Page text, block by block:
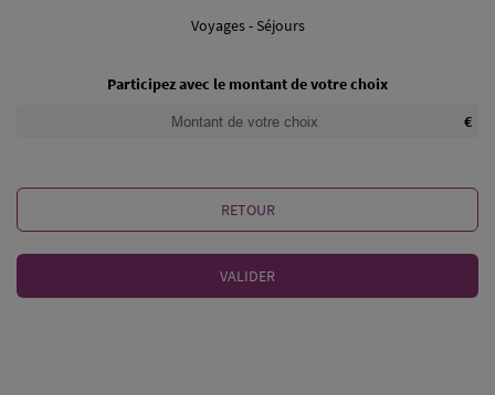
Voyages - Séjours
Participez avec le montant de votre choix
€
RETOUR
VALIDER